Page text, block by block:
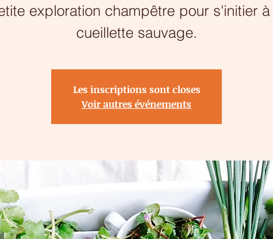
exploration champêtre pour s'initier à
cueillette sauvage.
Les inscriptions sont closes
Voir autres événements